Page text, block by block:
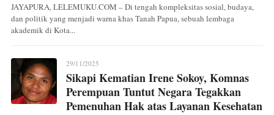
JAYAPURA, LELEMUKU.COM – Di tengah kompleksitas sosial, budaya,
dan politik yang menjadi warna khas Tanah Papua, sebuah lembaga
akademik di Kota...
29/11/2025
Sikapi Kematian Irene Sokoy, Komnas
Perempuan Tuntut Negara Tegakkan
Pemenuhan Hak atas Layanan Kesehatan